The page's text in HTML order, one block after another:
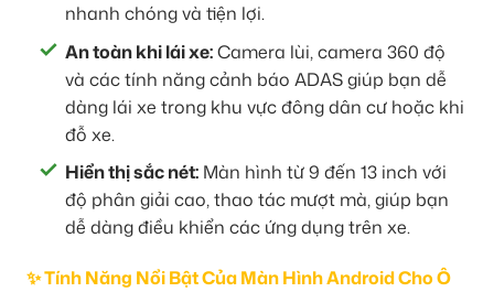
nhanh chóng và tiện lợi.
An toàn khi lái xe:Camera lùi, camera 360 độ
và các tính năng cảnh báo ADAS giúp bạn dễ
dàng lái xe trong khu vực đông dân cư hoặc khi
đỗ xe.
Hiển thị sắc nét: Màn hình từ 9 đến 13 inch với
độ phân giải cao, thao tác mượt mà, giúp bạn
dễ dàng điều khiển các ứng dụng trên xe.
✨ Tính Năng Nổi Bật Của Màn Hình Android Cho Ô